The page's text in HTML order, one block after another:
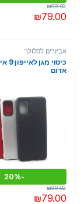
₪79.00
₪99.00
אביזרים לסלולר
אדום
-
20%
₪79.00
₪99.00